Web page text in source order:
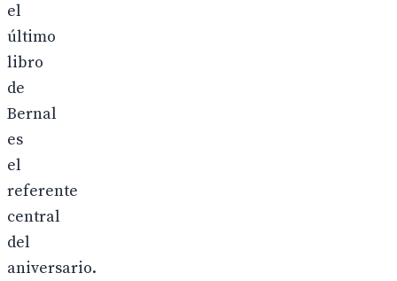
el
último
libro
de
Bernal
es
el
referente
central
del
aniversario.